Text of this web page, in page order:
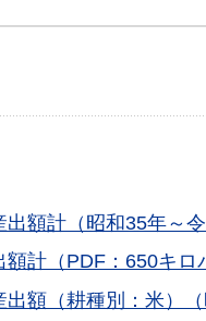
額計（昭和35年～
額計（PDF：650キロ
額（耕種別：米）